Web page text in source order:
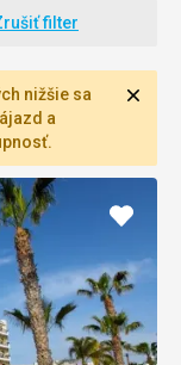
filter
nižšie sa
a
Pridať